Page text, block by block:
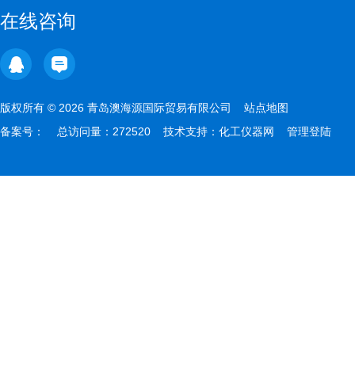
在线咨询
版权所有 © 2026 青岛澳海源国际贸易有限公司 站点地图
备案号：
总访问量：272520 技术支持： 化工仪器网 管理登陆